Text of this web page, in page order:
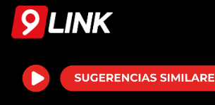
Atención!Este programa no cuenta con